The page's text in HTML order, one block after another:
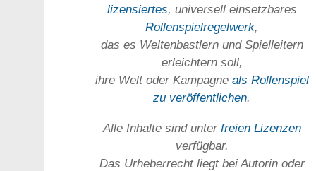
lizensiertes, universell einsetz­bares
Rollen­spielregel­werk,
das es Welten­bastlern und Spiel­leitern
erleichtern soll,
ihre Welt oder Kam­pagne als Rollenspiel
zu ver­öffent­lichen.
Alle Inhalte sind unter freien Lizenzen
verfügbar.
Das Urheber­recht liegt bei Autorin oder